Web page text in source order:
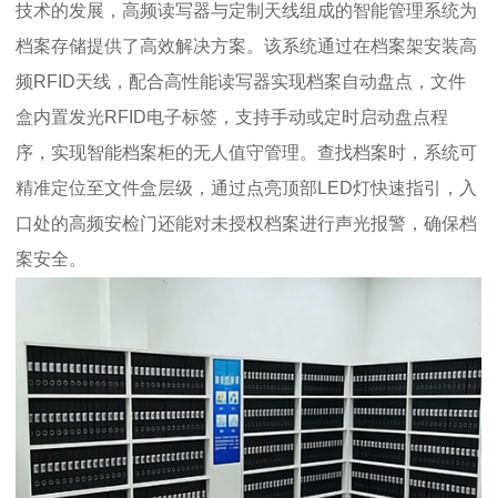
技术的发展，高频读写器与定制天线组成的智能管理系统为
档案存储提供了高效解决方案。该系统通过在档案架安装高
频RFID天线，配合高性能读写器实现档案自动盘点，文件
盒内置发光RFID电子标签，支持手动或定时启动盘点程
序，实现智能档案柜的无人值守管理。查找档案时，系统可
精准定位至文件盒层级，通过点亮顶部LED灯快速指引，入
口处的高频安检门还能对未授权档案进行声光报警，确保档
案安全。